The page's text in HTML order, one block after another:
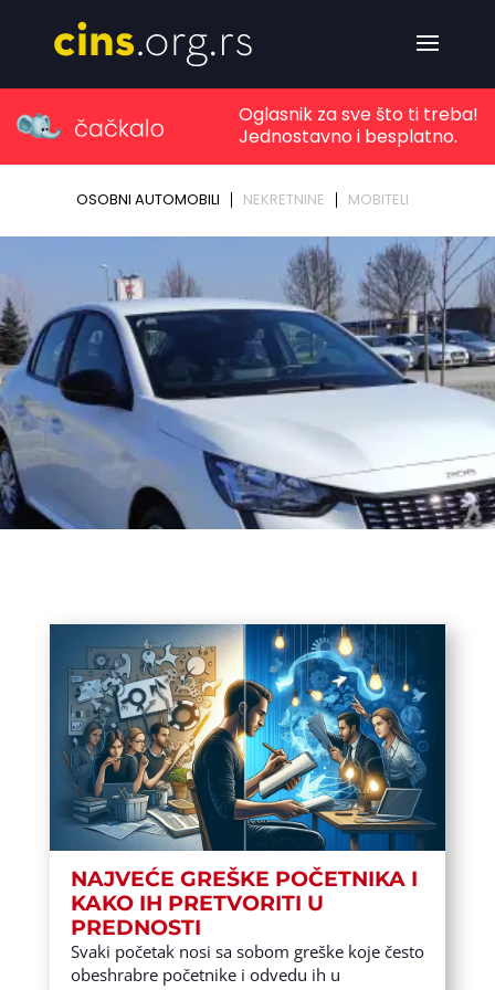
NAJVEĆE GREŠKE POČETNIKA I
KAKO IH PRETVORITI U
PREDNOSTI
Svaki početak nosi sa sobom greške koje često
obeshrabre početnike i odvedu ih u